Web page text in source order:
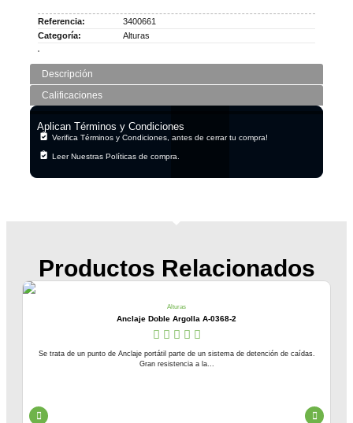
Descripción
Calificaciones
Referencia:
3400661
Categoría:
Alturas
Aplican Términos y Condiciones
Verifica Términos y Condiciones, antes de cerrar tu compra!
Leer Nuestras Políticas de compra.
Productos Relacionados
Alturas
Anclaje Doble Argolla A-0368-2
Se trata de un punto de Anclaje portátil parte de un sistema de detención de caídas.
Gran resistencia a la...